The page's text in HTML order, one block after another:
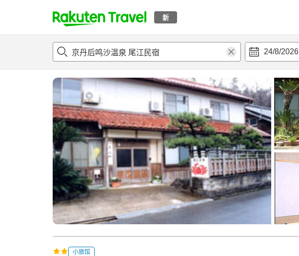
新
t
p
a
e
_
s
e
a
r
c
24/8/2026
概况 客房及住宿套餐评论 亮点设施
小旅馆